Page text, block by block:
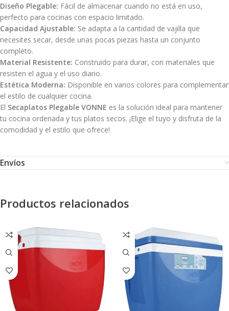
Diseño Plegable: Fácil de almacenar cuando no está en uso,
perfecto para cocinas con espacio limitado.
Capacidad Ajustable: Se adapta a la cantidad de vajilla que
necesites secar, desde unas pocas piezas hasta un conjunto
completo.
Material Resistente: Construido para durar, con materiales que
resisten el agua y el uso diario.
Estética Moderna: Disponible en varios colores para complementar
el estilo de cualquier cocina.
El Secaplatos Plegable VONNE es la solución ideal para mantener
tu cocina ordenada y tus platos secos. ¡Elige el tuyo y disfruta de la
comodidad y el estilo que ofrece!
Envíos
Productos relacionados